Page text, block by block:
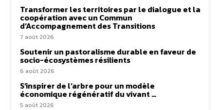
Transformer les territoires par le dialogue et la
coopération avec un Commun
d’Accompagnement des Transitions
7 août 2026
Soutenir un pastoralisme durable en faveur de
socio-écosystèmes résilients
6 août 2026
S’inspirer de l’arbre pour un modèle
économique régénératif du vivant …
5 août 2026